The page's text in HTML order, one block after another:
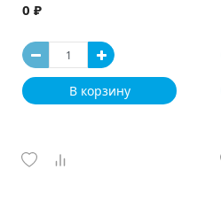
0 ₽
В корзину